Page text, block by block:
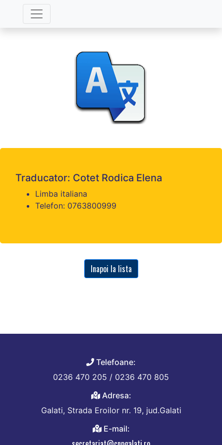
Traducator: Cotet Rodica Elena
Limba italiana
Telefon: 0763800999
Inapoi la lista
Telefoane:
0236 470 205 / 0236 470 805
Adresa:
Galati, Strada Eroilor nr. 19, jud.Galati
E-mail: